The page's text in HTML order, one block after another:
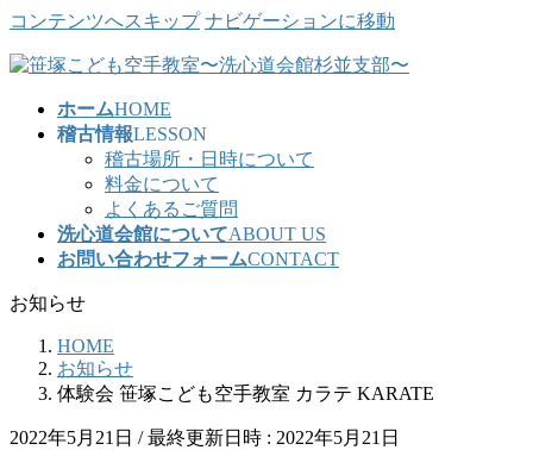
コンテンツへスキップ ナビゲーションに移動
ホームHOME
稽古情報LESSON
稽古場所・日時について
料金について
よくあるご質問
洗心道会館についてABOUT US
お問い合わせフォームCONTACT
お知らせ
HOME
お知らせ
体験会 笹塚こども空手教室 カラテ KARATE
2022年5月21日 / 最終更新日時 : 2022年5月21日